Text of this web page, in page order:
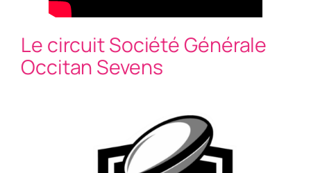
Le circuit Société Générale
Occitan Sevens